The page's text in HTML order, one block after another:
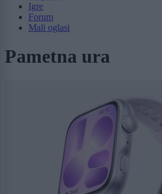
Igre
Forum
Mali oglasi
Pametna ura